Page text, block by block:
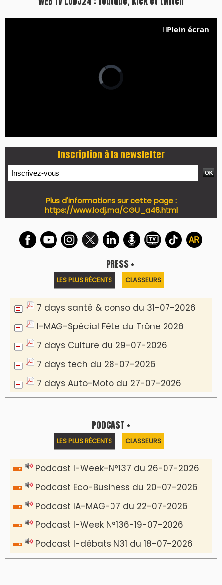
Plein écran
Inscription à la newsletter
Plus d'informations sur cette page :
https://www.lodj.ma/CGU_a46.html
PRESS +
LES PLUS RÉCENTS CLASSEURS
7 days santé & conso du 31-07-2026
I-MAG-Spécial Fête du Trône 2026
7 days Culture du 29-07-2026
7 days tech du 28-07-2026
7 days Auto-Moto du 27-07-2026
PODCAST +
LES PLUS RÉCENTS CLASSEURS
Podcast I-Week-N°137 du 26-07-2026
Podcast Eco-Business du 20-07-2026
Podcast IA-MAG-07 du 22-07-2026
Podcast I-Week N°136-19-07-2026
Podcast I-débats N31 du 18-07-2026